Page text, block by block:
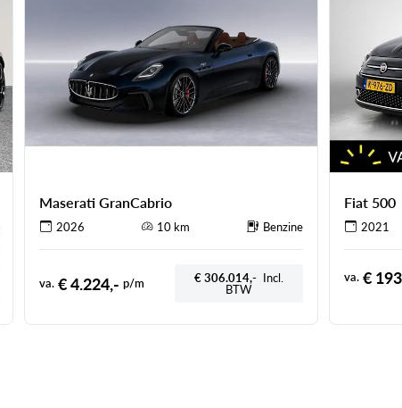
Maserati GranCabrio
2026 10 km Benzine
va. € 4.224,- p/m € 306.014,- Incl.
BTW
Fiat 500
2021
va. €